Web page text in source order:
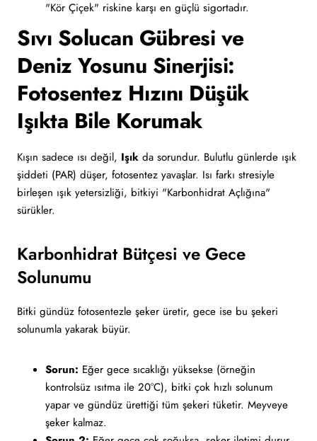
"Kör Çiçek" riskine karşı en güçlü sigortadır.
Sıvı Solucan Gübresi ve
Deniz Yosunu Sinerjisi:
Fotosentez Hızını Düşük
Işıkta Bile Korumak
Kışın sadece ısı değil, Işık da sorundur. Bulutlu günlerde ışık
şiddeti (PAR) düşer, fotosentez yavaşlar. Isı farkı stresiyle
birleşen ışık yetersizliği, bitkiyi "Karbonhidrat Açlığına"
sürükler.
Karbonhidrat Bütçesi ve Gece
Solunumu
Bitki gündüz fotosentezle şeker üretir, gece ise bu şekeri
solunumla yakarak büyür.
Sorun: Eğer gece sıcaklığı yüksekse (örneğin
kontrolsüz ısıtma ile 20°C), bitki çok hızlı solunum
yapar ve gündüz ürettiği tüm şekeri tüketir. Meyveye
şeker kalmaz.